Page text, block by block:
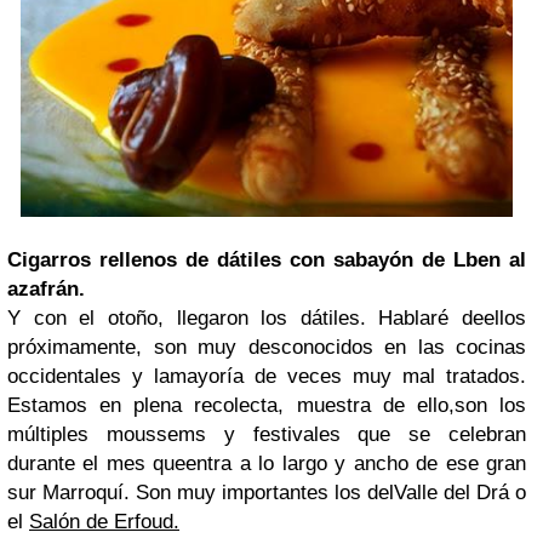
Cigarros rellenos de dátiles con sabayón de Lben al
azafrán.
Y con el otoño, llegaron los dátiles. Hablaré deellos
próximamente, son muy desconocidos en las cocinas
occidentales y lamayoría de veces muy mal tratados.
Estamos en plena recolecta, muestra de ello,son los
múltiples moussems y festivales que se celebran
durante el mes queentra a lo largo y ancho de ese gran
sur Marroquí. Son muy importantes los delValle del Drá o
el Salón de Erfoud.